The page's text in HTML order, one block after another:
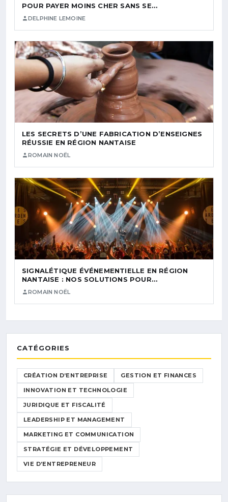
POUR PAYER MOINS CHER SANS SE…
DELPHINE LEMOINE
LES SECRETS D’UNE FABRICATION D’ENSEIGNES
RÉUSSIE EN RÉGION NANTAISE
ROMAIN NOËL
SIGNALÉTIQUE ÉVÉNEMENTIELLE EN RÉGION
NANTAISE : NOS SOLUTIONS POUR…
ROMAIN NOËL
CATÉGORIES
CRÉATION D’ENTREPRISE GESTION ET FINANCES
INNOVATION ET TECHNOLOGIE
JURIDIQUE ET FISCALITÉ
LEADERSHIP ET MANAGEMENT
MARKETING ET COMMUNICATION
STRATÉGIE ET DÉVELOPPEMENT
VIE D’ENTREPRENEUR